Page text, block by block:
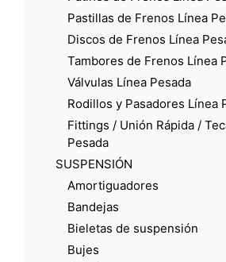
Pastillas de Frenos Línea
Discos de Frenos Línea
Tambores de Frenos Línea
Válvulas Línea Pesada
Rodillos y Pasadores Línea
Fittings / Unión Rápida /
Pesada
SUSPENSIÓN
Amortiguadores
Bandejas
Bieletas de suspensión
Bujes